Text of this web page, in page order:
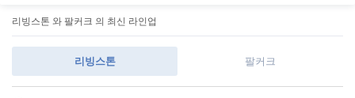
리빙스톤 와 팔커크 의 최신 라인업
리빙스톤 팔커크